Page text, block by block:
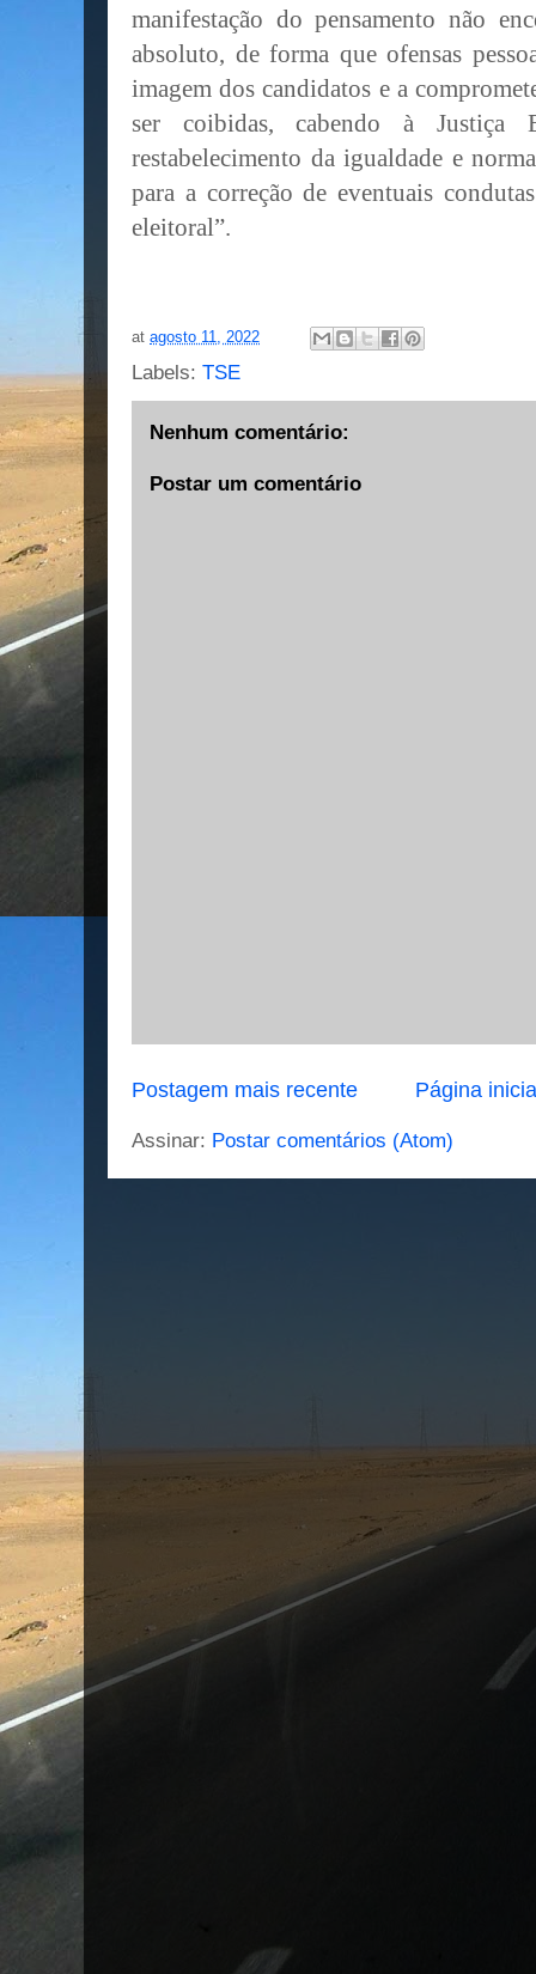
manifestação do pensamento não
absoluto, de forma que ofensas
imagem dos candidatos e a
ser coibidas, cabendo à
restabelecimento da igualdade e
para a correção de eventuais
eleitoral”.
at agosto 11, 2022
Labels: TSE
Nenhum comentário:
Postar um comentário
Postagem mais recente Página
Assinar: Postar comentários (Atom)